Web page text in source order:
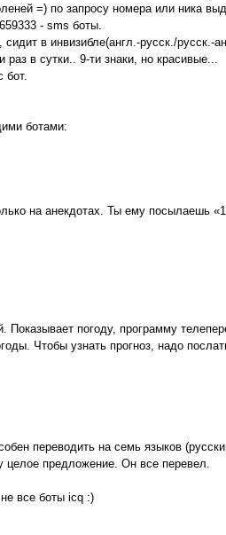
=) по запросу номера или ника
- sms боты.
в инвизибле(англ.-русск./русск.-
раз в сутки.. 9-ти знаки, но красивые...
бот.
ботами:
на анекдотах. Ты ему посылаешь
погоду, программу
Чтобы узнать прогноз, надо
переводить на семь языков
целое предложение. Он все перевел.
все боты icq :)